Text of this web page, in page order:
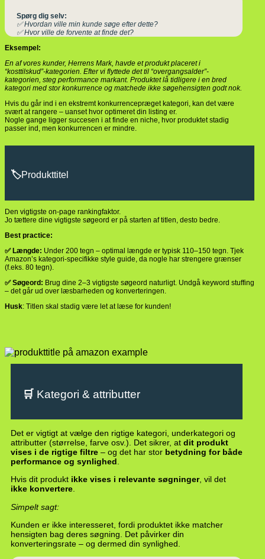
Spørg dig selv:
✅ Hvordan ville min kunde søge efter dette?
✅ Hvor ville de forvente at finde det?
Eksempel:
En af vores kunder, Herrens Mark, havde et produkt placeret i
“kosttilskud”-kategorien. Efter vi flyttede det til “overgangsalder”-
kategorien, steg performance markant. Produktet lå tidligere i en bred
kategori med stor konkurrence og matchede ikke søgehensigten godt nok.
Hvis du går ind i en ekstremt konkurrencepræget kategori, kan det være
svært at rangere – uanset hvor optimeret din listing er.
Nogle gange ligger succesen i at finde en niche, hvor produktet stadig
passer ind, men konkurrencen er mindre.
🏷️Produkttitel
Den vigtigste on-page rankingfaktor.
Jo tættere dine vigtigste søgeord er på starten af titlen, desto bedre.
Best practice:
✅ Længde: Under 200 tegn – optimal længde er typisk 110–150 tegn. Tjek
Amazon’s kategori-specifikke style guide, da nogle har strengere grænser
(f.eks. 80 tegn).
✅ Søgeord: Brug dine 2–3 vigtigste søgeord naturligt. Undgå keyword stuffing
– det går ud over læsbarheden og konverteringen.
Husk: Titlen skal stadig være let at læse for kunden!
🛒 Kategori & attributter
Det er vigtigt at vælge den rigtige kategori, underkategori og
attributter (størrelse, farve osv.). Det sikrer, at dit produkt
vises i de rigtige filtre – og det har stor betydning for både
performance og synlighed
Hvis dit produkt ikke vises i relevante søgninger, vil det
ikke konvertere.
Simpelt sagt:
Kunden er ikke interesseret, fordi produktet ikke matcher
hensigten bag deres søgning. Det påvirker din
konverteringsrate – og dermed din synlighed.